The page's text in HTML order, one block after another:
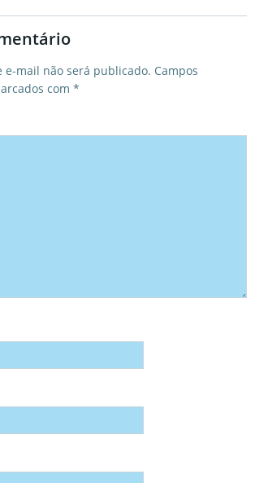
e-mail não será publicado. Campos
com *